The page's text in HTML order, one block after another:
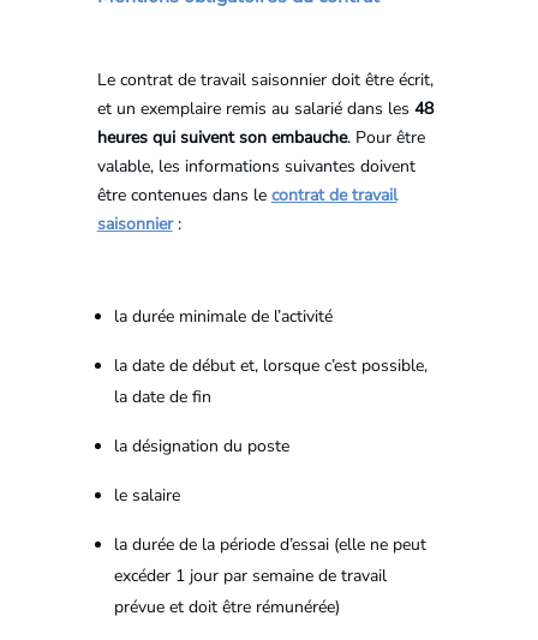
Le contrat de travail saisonnier doit être écrit,
et un exemplaire remis au salarié dans les 48
heures qui suivent son embauche. Pour être
valable, les informations suivantes doivent
être contenues dans le contrat de travail
saisonnier:
la durée minimale de l’activité
la date de début et, lorsque c’est possible,
la date de fin
la désignation du poste
le salaire
la durée de la période d’essai (elle ne peut
excéder 1 jour par semaine de travail
prévue et doit être rémunérée)